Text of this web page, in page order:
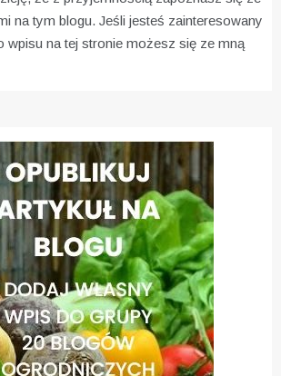
na tym blogu. Jeśli jesteś zainteresowany
wpisu na tej stronie możesz się ze mną